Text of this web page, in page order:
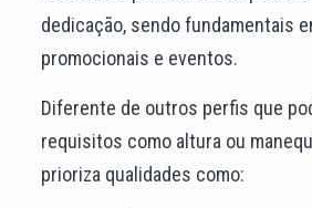
dedicação, sendo fundamentais
promocionais e eventos.
Diferente de outros perfis que
requisitos como altura ou
prioriza qualidades como: